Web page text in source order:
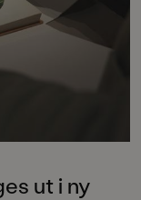
ut i ny